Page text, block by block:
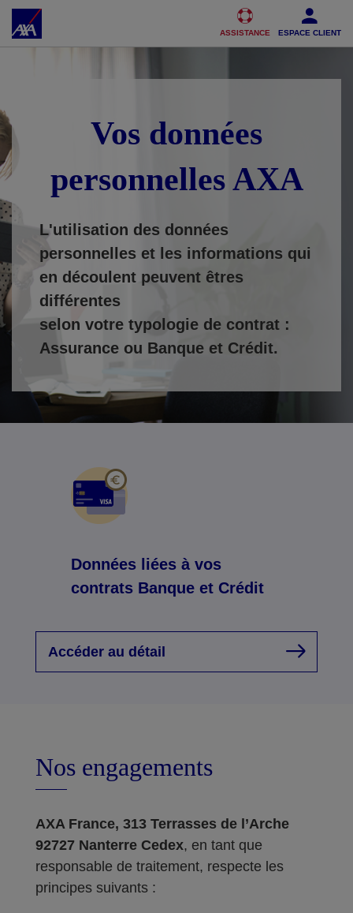
Accéder au Contenu Accéder au Pied de page
ASSISTANCE ESPACE CLIENT
Vos données
personnelles AXA
L'utilisation des données
personnelles et les informations qui
en découlent peuvent êtres
différentes
selon votre typologie de contrat :
Assurance ou Banque et Crédit.
Données liées à vos
contrats Banque et Crédit
Accéder au détail
Nos engagements
AXA France, 313 Terrasses de l’Arche
92727 Nanterre Cedex, en tant que
responsable de traitement, respecte les
principes suivants :